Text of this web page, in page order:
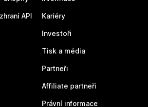
API Kariéry
Investoři
Tisk a média
Partneři
Affiliate partneři
Právní informace